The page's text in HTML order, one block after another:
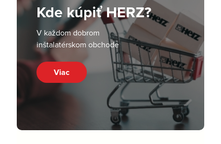
Kde kúpiť HERZ?
V každom dobrom
inštalatérskom obchode
Viac